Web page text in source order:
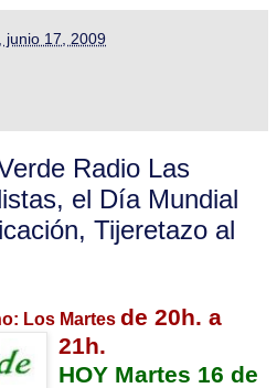
junio 17, 2009
Radio Las
el Día Mundial
Tijeretazo al
Los Martes de 20h. a
21h.
HOY Martes 16 de